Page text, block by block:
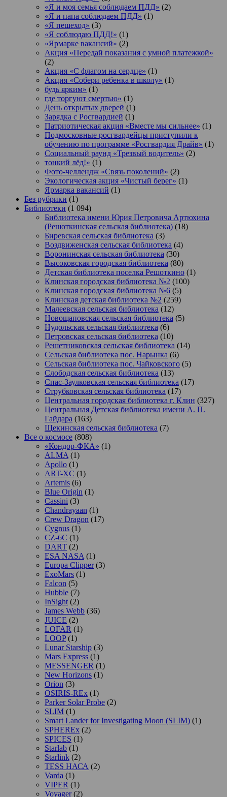
«Я и моя семья соблюдаем ПДД» (2)
«Я и папа соблюдаем ПДД» (1)
«Я пешеход» (3)
«Я соблюдаю ПДД!» (1)
«Ярмарке вакансий» (2)
Акция «Передай показания с умной платежкой»
(2)
Акция «С флагом на сердце» (1)
Акция «Собери ребенка в школу» (1)
будь ярким» (1)
где торгуют смертью» (1)
День открытых дверей (1)
Зарядка с Росгвардией (1)
Патриотическая акция «Вместе мы сильнее» (1)
Подмосковные росгвардейцы приступили к
обучению по программе «Росгвардия Драйв» (1)
Социальный раунд «Трезвый водитель» (2)
тонкий лёд!» (1)
Фото-челлендж «Связь поколений» (2)
Экологическая акция «Чистый берег» (1)
Ярмарка вакансий (1)
Без рубрики (1)
Библиотеки (1 094)
Библиотека имени Юрия Петровича Артюхина
(Решоткинская сельская библиотека) (18)
Биревская сельская библиотека (3)
Воздвиженская сельская библиотека (4)
Воронинская сельская библиотека (30)
Высоковская городская библиотека (80)
Детская библиотека поселка Решоткино (1)
Клинская городская библиотека №2 (100)
Клинская городская библиотека №6 (5)
Клинская детская библиотека №2 (259)
Малеевская сельская библиотека (12)
Новощаповская сельская библиотека (5)
Нудольская сельская библиотека (6)
Петровская сельская библиотека (10)
Решетниковская сельская библиотека (14)
Сельская библиотека пос. Нарынка (6)
Сельская библиотека пос. Чайковского (5)
Слободская сельская библиотека (13)
Спас-Заулковская сельская библиотека (17)
Струбковская сельская библиотека (17)
Центральная городская библиотека г. Клин (327)
Центральная Детская библиотека имени А. П.
Гайдара (163)
Щекинская сельская библиотека (7)
Все о космосе (808)
«Кондор-ФКА» (1)
ALMA (1)
Apollo (1)
ART-XC (1)
Artemis (6)
Blue Origin (1)
Cassini (3)
Chandrayaan (1)
Crew Dragon (17)
Cygnus (1)
CZ-6C (1)
DART (2)
ESA NASA (1)
Europa Clipper(3)
ExoMars (1)
Falcon (5)
Hubble (7)
InSight (2)
James Webb (36)
JUICE (2)
LOFAR (1)
LOOP(1)
Lunar Starship (3)
Mars Express (1)
MESSENGER (1)
New Horizons (1)
Orion (3)
OSIRIS-REx (1)
Parker Solar Probe (2)
SLIM (1)
Smart Lander for Investigating Moon (SLIM) (1)
SPHEREx (2)
SPICES (1)
Starlab (1)
Starlink (2)
TESS НАСА (2)
Varda (1)
VIPER (1)
Voyager(2)